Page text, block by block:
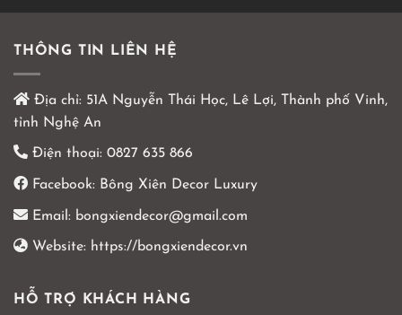
THÔNG TIN LIÊN HỆ
Địa chỉ: 51A Nguyễn Thái Học, Lê Lợi, Thành phố Vinh,
tỉnh Nghệ An
Điện thoại: 0827 635 866
Facebook: Bông Xiên Decor Luxury
Email: bongxiendecor@gmail.com
Website: https://bongxiendecor.vn
HỖ TRỢ KHÁCH HÀNG